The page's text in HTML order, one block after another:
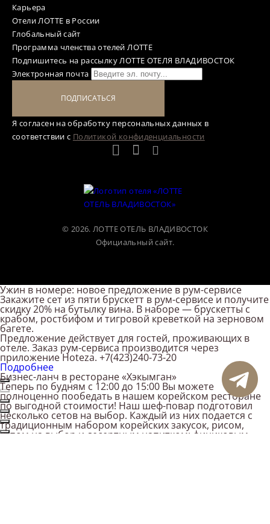
© 2026. ЛОТТЕ ОТЕЛЬ ВЛАДИВОСТОК
Официальный сайт.
Карьера
Отели ЛОТТЕ в России
Глобальный сайт
Программа членства отелей ЛОТТЕ
Подпишитесь на рассылку ЛОТТЕ ОТЕЛЯ ВЛАДИВОСТОК
Электронная почта
ПОДПИСАТЬСЯ
Я согласен на обработку персональных данных в
соответствии с Политикой конфиденциальности
Виджет объявлений
Ужин в номере: новое предложение в рум-сервисе
Закажите сет из пяти брускетт в рум-сервисе и получите
скидку 20% на бутылку вина. В наборе — брускетты с
крабом, ростбифом и тигровой креветкой на зерновом
багете.
Предложение действует для гостей, проживающих в
отеле. Заказ рум-сервиса производится через
приложение Hoteza. +7(423)240-73-20
Подробнее
Бизнес-ланч в ресторане «Хэкымган»
Теперь по будням с 12:00 до 15:00 Вы можете
полноценно пообедать в нашем корейском ресторане
по выгодной стоимости! Наш шеф-повар подготовил
несколько сетов на выбор. Каждый из них подается с
традиционным набором корейских закусок, рисом,
супом на выбор и десертным напитком: финиковым
Закрыть виджет объявлений